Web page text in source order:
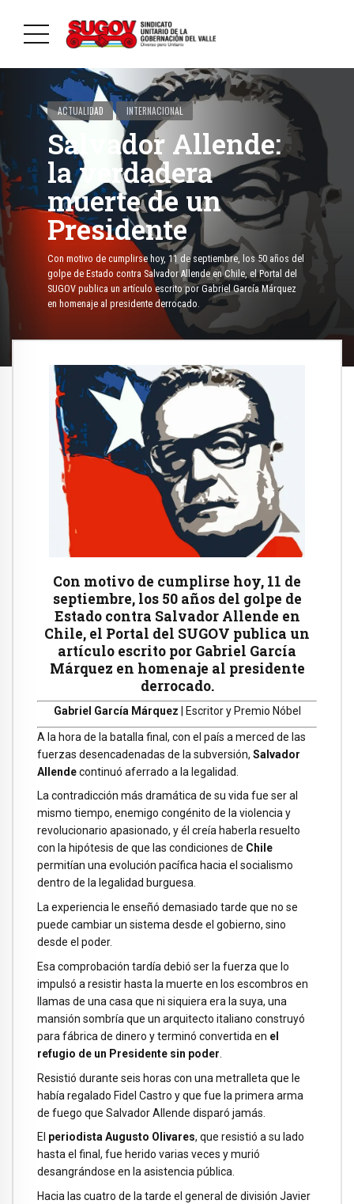
ACTUALIDAD INTERNACIONAL
Salvador Allende:
la verdadera
muerte de un
Presidente
Con motivo de cumplirse hoy, 11 de septiembre, los 50 años del
golpe de Estado contra Salvador Allende en Chile, el Portal del
SUGOV publica un artículo escrito por Gabriel García Márquez
en homenaje al presidente derrocado.
Con motivo de cumplirse hoy, 11 de
septiembre, los 50 años del golpe de
Estado contra Salvador Allende en
Chile, el Portal del SUGOV publica un
artículo escrito por Gabriel García
Márquez en homenaje al presidente
derrocado.
Gabriel García Márquez | Escritor y Premio Nóbel
A la hora de la batalla final, con el país a merced de las
fuerzas desencadenadas de la subversión, Salvador
Allendecontinuó aferrado a la legalidad.
La contradicción más dramática de su vida fue ser al
mismo tiempo, enemigo congénito de la violencia y
revolucionario apasionado, y él creía haberla resuelto
con la hipótesis de que las condiciones de Chile
permitían una evolución pacífica hacia el socialismo
dentro de la legalidad burguesa.
La experiencia le enseñó demasiado tarde que no se
puede cambiar un sistema desde el gobierno, sino
desde el poder.
Esa comprobación tardía debió ser la fuerza que lo
impulsó a resistir hasta la muerte en los escombros en
llamas de una casa que ni siquiera era la suya, una
mansión sombría que un arquitecto italiano construyó
para fábrica de dinero y terminó convertida en el
refugio de un Presidente sin poder
Resistió durante seis horas con una metralleta que le
había regalado Fidel Castro y que fue la primera arma
de fuego que Salvador Allende disparó jamás.
El periodista Augusto Olivares, que resistió a su lado
hasta el final, fue herido varias veces y murió
desangrándose en la asistencia pública.
Hacia las cuatro de la tarde el general de división Javier